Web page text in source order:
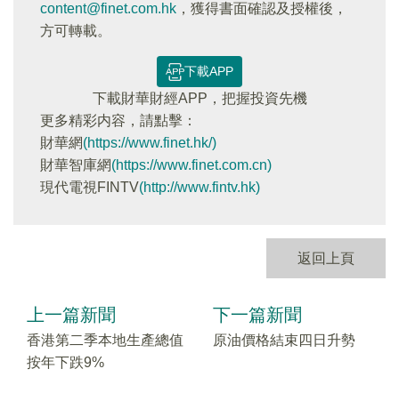
content@finet.com.hk ，獲得書面確認及授權後，
方可轉載。
下載APP
下載財華財經APP，把握投資先機
更多精彩内容，請點擊：
財華網(https://www.finet.hk/)
財華智庫網(https://www.finet.com.cn)
現代電視FINTV(http://www.fintv.hk)
返回上頁
上一篇新聞
香港第二季本地生產總值
按年下跌9%
下一篇新聞
原油價格結束四日升勢